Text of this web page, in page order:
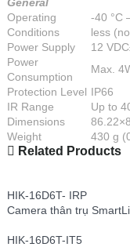
Operating
Conditions
-40 °C
less
Power Supply
12
Power
Consumption
Max.
Protection Level IP66
IR Range
Up to
Dimensions
Weight
430 g
Related Products
HIK-16D6T- IRP
Camera thân trụ
HIK-16D6T-IT5